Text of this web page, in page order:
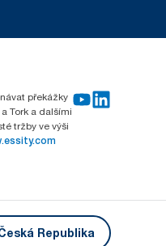
překážky
Tork a dalšími
tržby ve výši
Republika